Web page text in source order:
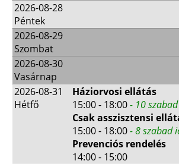
2026-08-28
Péntek
2026-08-29
Szombat
2026-08-30
Vasárnap
2026-08-31
Hétfő
Háziorvosi ellátás
15:00 - 18:00- 10
Csak asszisztensi
15:00 - 18:00- 8 szabad
Prevenciós rendelés
14:00 - 15:00